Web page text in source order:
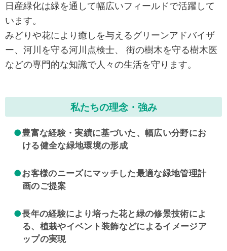
日産緑化は緑を通して幅広いフィールドで活躍して
います。
みどりや花により癒しを与えるグリーンアドバイザ
ー、河川を守る河川点検士、
街の樹木を守る樹木医
などの専門的な知識で人々の生活を守ります。
私たちの理念・強み
●豊富な経験・実績に基づいた、幅広い分野にお
ける健全な緑地環境の形成
●お客様のニーズにマッチした最適な緑地管理計
画のご提案
●長年の経験により培った花と緑の修景技術によ
る、植栽やイベント装飾などによるイメージア
ップの実現